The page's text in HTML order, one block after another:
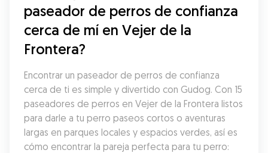
paseador de perros de confianza
cerca de mí en Vejer de la
Frontera?
Encontrar un paseador de perros de confianza
cerca de ti es simple y divertido con Gudog. Con 15
paseadores de perros en Vejer de la Frontera listos
para darle a tu perro paseos cortos o aventuras
largas en parques locales y espacios verdes, así es
cómo encontrar la pareja perfecta para tu perro: